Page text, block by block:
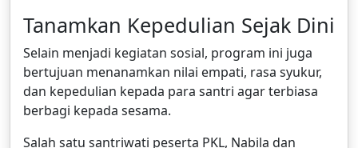
Tanamkan Kepedulian Sejak Dini
Selain menjadi kegiatan sosial, program ini juga
bertujuan menanamkan nilai empati, rasa syukur,
dan kepedulian kepada para santri agar terbiasa
berbagi kepada sesama.
Salah satu santriwati peserta PKL, Nabila dan